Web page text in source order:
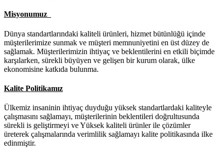
Misyonumuz
Dünya standartlarındaki kaliteli ürünleri, hizmet bütünlüğü içinde
müşterilerimize sunmak ve müşteri memnuniyetini en üst düzey de
sağlamak. Müşterilerimizin ihtiyaç ve beklentilerini en etkili biçimde
karşılarken, sürekli büyüyen ve gelişen bir kurum olarak, ülke
ekonomisine katkıda bulunma.
Kalite Politikamız
Ülkemiz insaninin ihtiyaç duyduğu yüksek standartlardaki kaliteyle
çalışmasını sağlamayı, müşterilerinin beklentileri doğrultusunda
sürekli is geliştirmeyi ve Yüksek kaliteli ürünler ile çözümler
üreterek çalışmalarında verimlilik sağlamayı kalite politikasında ilke
edinmiştir.